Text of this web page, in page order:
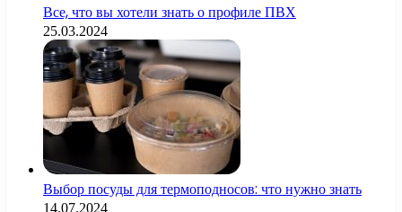
Все, что вы хотели знать о профиле ПВХ
25.03.2024
Выбор посуды для термоподносов: что нужно знать
14.07.2024